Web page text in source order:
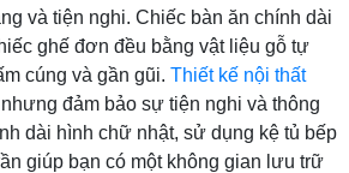
và tiện nghi. Chiếc bàn ăn chính dài
ghế đơn đều bằng vật liệu gỗ tự
cúng và gần gũi. Thiết kế nội thất
đảm bảo sự tiện nghi và thông
dài hình chữ nhật, sử dụng kệ tủ bếp
giúp bạn có một không gian lưu trữ